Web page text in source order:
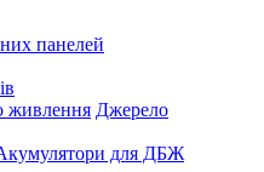
панелей
Джерело
для ДБЖ